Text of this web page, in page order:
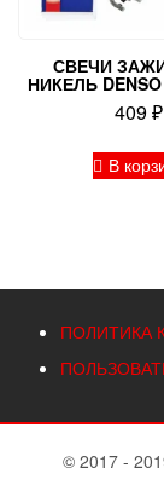
СВЕЧИ
НИКЕЛЬ
409₽
В
ПОЛИТИКА
© 2017 -